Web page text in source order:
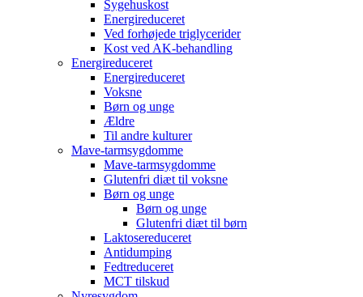
Sygehuskost
Energireduceret
Ved forhøjede triglycerider
Kost ved AK-behandling
Energireduceret
Energireduceret
Voksne
Børn og unge
Ældre
Til andre kulturer
Mave-tarmsygdomme
Mave-tarmsygdomme
Glutenfri diæt til voksne
Børn og unge
Børn og unge
Glutenfri diæt til børn
Laktosereduceret
Antidumping
Fedtreduceret
MCT tilskud